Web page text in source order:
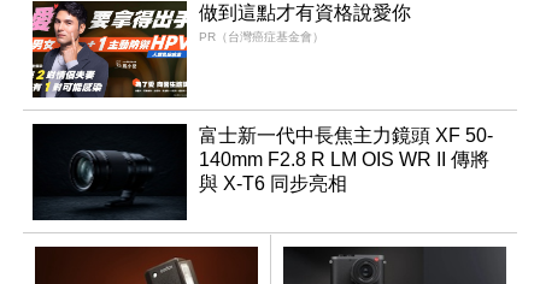
做到這點才有資格說愛你
PR（台灣癌症基金會）
富士新一代中長焦主力鏡頭 XF 50-
140mm F2.8 R LM OIS WR II 傳將
與 X-T6 同步亮相